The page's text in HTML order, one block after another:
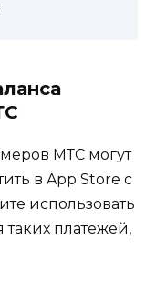
МТС могут
в App Store с
использовать
платежей,